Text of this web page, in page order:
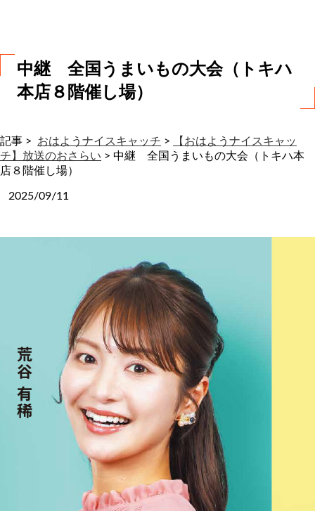
中継 全国うまいもの大会（トキハ
本店８階催し場）
記事 > おはようナイスキャッチ >
【おはようナイスキャッ
チ】放送のおさらい > 中継 全国うまいもの大会（トキハ本
店８階催し場）
2025/09/11